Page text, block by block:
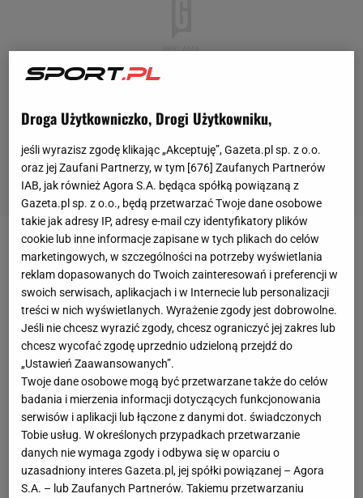
Maciej Rybusma w ostatnim czasie niemałe
problemy. Nie dość, że na początku maja
skompromitował się,gdyż wziął udział w Dniu
Zwycięstwa upamiętniającym zakończenie II wojny
światowej, to jego agent zdradził, że nie doszedł do
porozumienia z Rubinem Kazań i po zakończeniu
sezonu piłkarz będzie zmuszony szukać sobie
nowego klubu. - Nie bierzemy pod uwagę drugiej
rosyjskiej, Maciej nie jestpiłkarzemtego poziomu,
więc rozważymy inne opcje, łącznie z rosyjską
ekstraklasą i kierunkami w Europie -wyjaśnił Roman
Droga Użytkowniczko, Drogi Użytkowniku,
jeśli wyrazisz zgodę klikając „Akceptuję”, Gazeta.pl sp. z o.o.
oraz jej Zaufani Partnerzy, w tym [676] Zaufanych Partnerów
IAB, jak również Agora S.A. będąca spółką powiązaną z
Gazeta.pl sp. z o.o., będą przetwarzać Twoje dane osobowe
takie jak adresy IP, adresy e-mail czy identyfikatory plików
cookie lub inne informacje zapisane w tych plikach do celów
marketingowych, w szczególności na potrzeby wyświetlania
reklam dopasowanych do Twoich zainteresowań i preferencji w
swoich serwisach, aplikacjach i w Internecie lub personalizacji
treści w nich wyświetlanych. Wyrażenie zgody jest dobrowolne.
Jeśli nie chcesz wyrazić zgody, chcesz ograniczyć jej zakres lub
chcesz wycofać zgodę uprzednio udzieloną przejdź do
„Ustawień Zaawansowanych”.
Twoje dane osobowe mogą być przetwarzane także do celów
badania i mierzenia informacji dotyczących funkcjonowania
serwisów i aplikacji lub łączone z danymi dot. świadczonych
Tobie usług. W określonych przypadkach przetwarzanie
danych nie wymaga zgody i odbywa się w oparciu o
uzasadniony interes Gazeta.pl, jej spółki powiązanej – Agora
S.A. – lub Zaufanych Partnerów. Takiemu przetwarzaniu